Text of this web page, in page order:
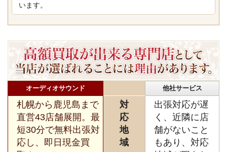
います。
オーディオサウンド 他社サービス
札幌から鹿児島まで
直営43店舗展開。最
短30分で無料出張対
応し、即日現金買
対
応
地
域
出張対応が遅
く、近隣に店
舗がないこと
もあり、対応